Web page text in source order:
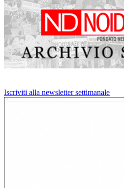
Iscriviti alla newsletter settimanale